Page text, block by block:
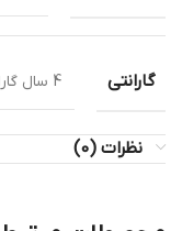
گارانتی 4 سال گارانتی شرکتی
نظرات (0)